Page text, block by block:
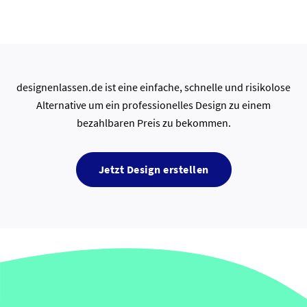
designenlassen.de ist eine einfache, schnelle und risikolose
Alternative um ein professionelles Design zu einem
bezahlbaren Preis zu bekommen.
Jetzt Design erstellen